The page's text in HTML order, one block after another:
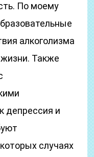
По моему
алкоголизма
Также
депрессия и
случаях